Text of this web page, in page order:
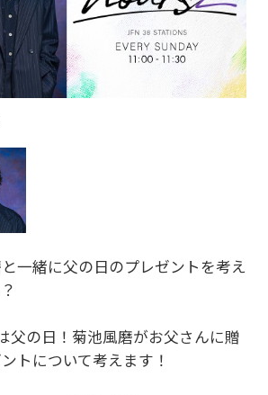
一緒に父の日のプレゼントを考え
父の日！菊池風磨がお父さんに贈
トについて考えます！